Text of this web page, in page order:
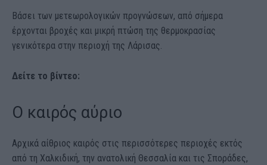
Βάσει των μετεωρολογικών προγνώσεων, από σήμερα
έρχονται βροχές και μικρή πτώση της θερμοκρασίας
γενικότερα στην περιοχή της Λάρισας.
Δείτε το βίντεο:
Ο καιρός αύριο
Αρχικά αίθριος καιρός στις περισσότερες περιοχές εκτός
από τη Χαλκιδική, την ανατολική Θεσσαλία και τις Σποράδες,